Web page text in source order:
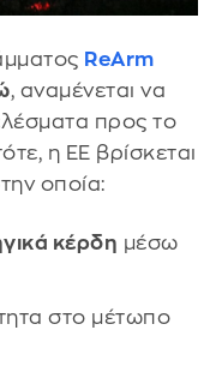
ReArm
, αναμένεται να
προς το
η ΕΕ βρίσκεται
οποία:
κέρδη μέσω
στο μέτωπο